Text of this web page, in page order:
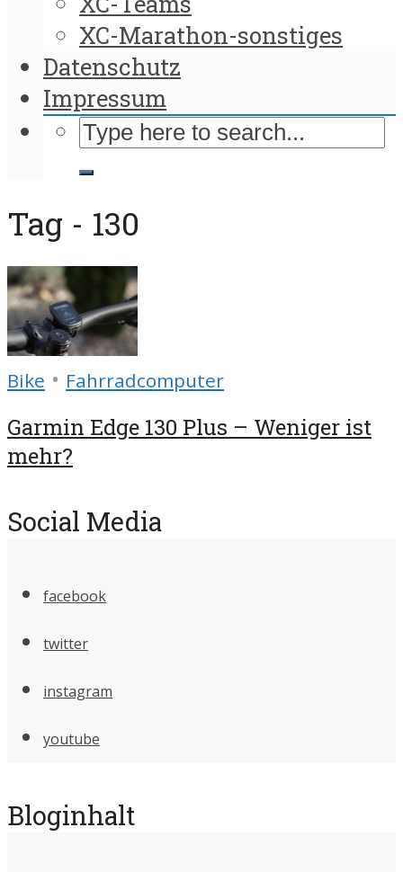
XC-Marathon-sonstiges
Datenschutz
Impressum
Tag - 130
Bike • Fahrradcomputer
Garmin Edge 130 Plus – Weniger ist
mehr?
Social Media
facebook
twitter
instagram
youtube
Bloginhalt